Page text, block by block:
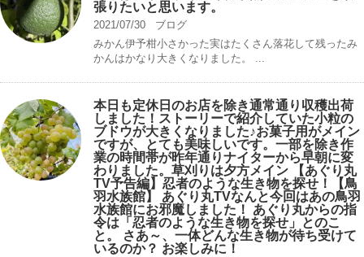
張りたいと思います。
2021/07/30
ブログ
みかん伊予柑小さかった実はたくさん落花して残ったみ
かんはかなり大きくなりました。 ...
本日も定休日のお店を除き通常通り収穫出荷
しました！ストーリーで紹介していた小粒の
ブドウが大きくなりました♪お菓子用がメイン
ですが、とても美味しいです。一部を除き作
業の時間帯が昨年通りナイターから早朝に変
わりました。草刈りは夕方メイン 【あぐり丸
TV予告編】忍者のような生き物を探せ！【鳥
羽水族館】 あぐり丸TVなんと今回はあの鳥羽
水族館にお邪魔しました！ あぐり丸からの指
令は「忍者のような生き物を探せ」とのこ
と。 さあ～、一体どんな生き物が待ち受けて
いるのか？ お楽しみに！